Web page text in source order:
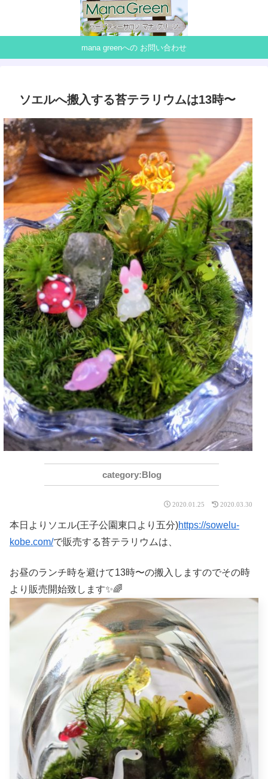
mana greenへの お問い合わせ
ソエルへ搬入する苔テラリウムは13時〜
Blog
2020.01.25 2020.03.30
本日よりソエル(王子公園東口より五分)https://sowelu-
kobe.com/で販売する苔テラリウムは、
お昼のランチ時を避けて13時〜の搬入しますのでその時
より販売開始致します✨🌈